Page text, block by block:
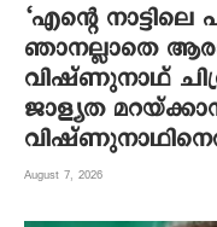
‘എന്റെ
ഞാനല്ലാതെ
വിഷ്‌ണുനാഥ്
ജാള്യത
August 7, 2026